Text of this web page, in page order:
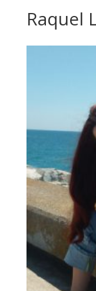
Raquel